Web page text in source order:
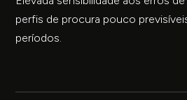
perfis de procura pouco
períodos.